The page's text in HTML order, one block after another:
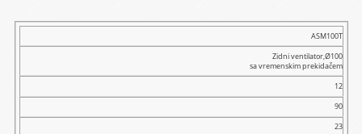
Transp.
ASM100T
Zidni ventilator,Ø100
sa vremenskim prekidačem
12
90
23